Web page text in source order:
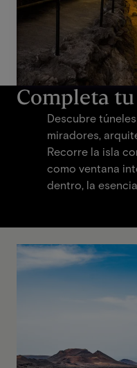
Completa
Descubre
miradores,
Recorre la isla
como ventana
dentro, la